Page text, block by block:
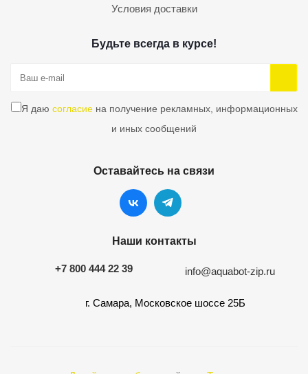
Условия доставки
Будьте всегда в курсе!
Я даю согласиена получение рекламных, информационных
и иных сообщений
Оставайтесь на связи
Наши контакты
+7 800 444 22 39 info@aquabot-zip.ru
г. Самара, Московское шоссе 25Б